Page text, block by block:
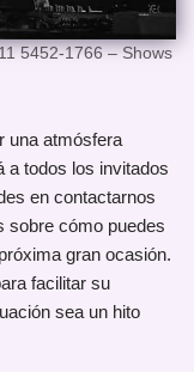
5452-1766 – Shows
una atmósfera
a todos los invitados
en contactarnos
sobre cómo puedes
gran ocasión.
facilitar su
sea un hito